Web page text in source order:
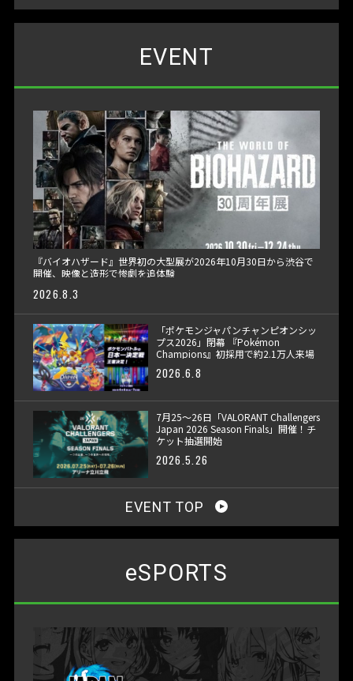
EVENT
『バイオハザード』世界初の大型展が2026年10月30日から渋谷で
開催、映像と造形で惨劇を追体験
2026.8.3
「ポケモンジャパンチャンピオンシッ
プス2026」閉幕 『Pokémon
Champions』初採用で約2.1万人来場
2026.6.8
7月25〜26日「VALORANT Challengers
Japan 2026 Season Finals」開催！チ
ケット抽選開始
2026.5.26
EVENT TOP
eSPORTS